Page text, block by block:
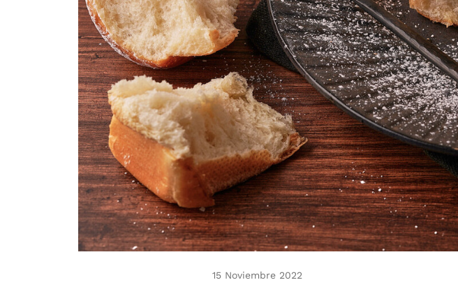
15 Noviembre 2022